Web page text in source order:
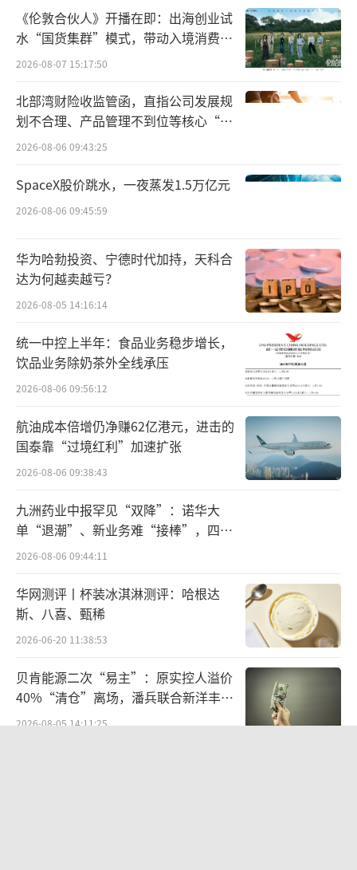
业绩爆发，均受节令周期限制；2024年，广州
酒家73.86%收入来自广东，五芳斋64.45%市
场依赖华东，地域性特征同样显著。
从品类特性到市场分布，它们在差异中交
织，成为传统节令食品赛道的“双生样本”。
业绩分野
面临季节性和区域性双重局限，五芳斋与
广州酒家都具有强烈的忧患意识，纷纷将餐饮
业务视为破局关键，寻求第二增长曲线，结
果，却大相径庭。
广州酒家（603043.SH）以餐饮起家，饭
店业务以经典粤菜为基础，结合现代烹饪技艺
不断创新和改良，延伸菜系品类，主打中高端
商务宴席市场。后续，广州酒家又收购了“陶
陶居”，走新派路线，凭借手作、年轻、国潮
等卖点吸引年轻客群。
两大品牌，相辅相成，共同为月饼业务托
底，支撑业绩增长。2024年，广州酒家食品制
造业务营收微增1.03%，但餐饮服务业务同比
增长15.24%，拉动整体营收同比增长4.55%，
成绩还算亮眼。
《伦敦合伙人》开播在即：出海创业试
水“国货集群”模式，带动入境消费反
向种草
2026-08-07 15:17:50
北部湾财险收监管函，直指公司发展规
划不合理、产品管理不到位等核心“痛
点”
2026-08-06 09:43:25
SpaceX股价跳水，一夜蒸发1.5万亿元
2026-08-06 09:45:59
华为哈勃投资、宁德时代加持，天科合
达为何越卖越亏？
2026-08-05 14:16:14
统一中控上半年：食品业务稳步增长，
饮品业务除奶茶外全线承压
2026-08-06 09:56:12
航油成本倍增仍净赚62亿港元，进击的
国泰靠“过境红利”加速扩张
2026-08-06 09:38:43
九洲药业中报罕见“双降”：诺华大
单“退潮”、新业务难“接棒”，四大
难关待闯
2026-08-06 09:44:11
华网测评丨杯装冰淇淋测评：哈根达
斯、八喜、甄稀
2026-06-20 11:38:53
贝肯能源二次“易主”：原实控人溢价
40%“清仓”离场，潘兵联合新洋丰、
宏科百世拟入主
2026-08-05 14:11:25